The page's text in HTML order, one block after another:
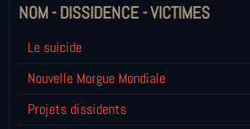
NOM - DISSIDENCE - VICTIMES
Le suicide
Nouvelle Morgue Mondiale
Projets dissidents